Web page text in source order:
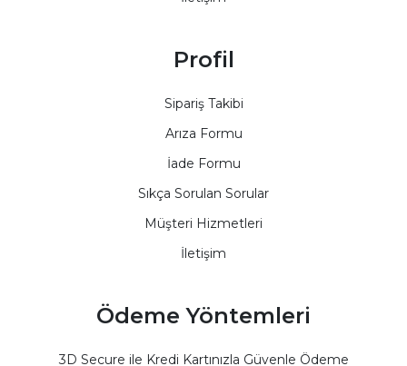
Profil
Sipariş Takibi
Arıza Formu
İade Formu
Sıkça Sorulan Sorular
Müşteri Hizmetleri
İletişim
Ödeme Yöntemleri
3D Secure ile Kredi Kartınızla Güvenle Ödeme